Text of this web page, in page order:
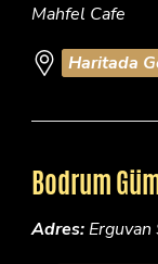
Mahfel Cafe
Haritada
Bodrum
Adres: